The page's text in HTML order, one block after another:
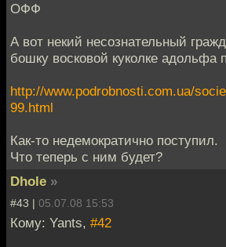
ОФФ
А вот некий несознательный
бошку восковой куколке адольфа
http://www.podrobnosti.com.ua/
99.html
Как-то недемократично поступил.
Что теперь с ним будет?
Dhole »
#43 | 05.07.08 15:53
Кому: Yants, #42